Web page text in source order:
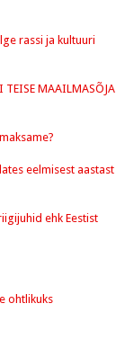
rassi ja kultuuri
TEISE MAAILMASÕJA
eelmisest aastast
ehk Eestist
ohtlikuks